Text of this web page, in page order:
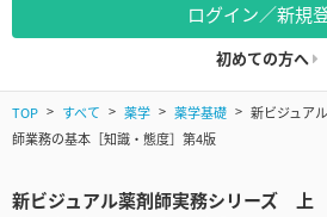
ログイン／新規
初めての方へ
TOP すべて 薬学 薬学基礎
新ビジュア
師業務の基本［知識・態度］第4版
新ビジュアル薬剤師実務シリーズ 上